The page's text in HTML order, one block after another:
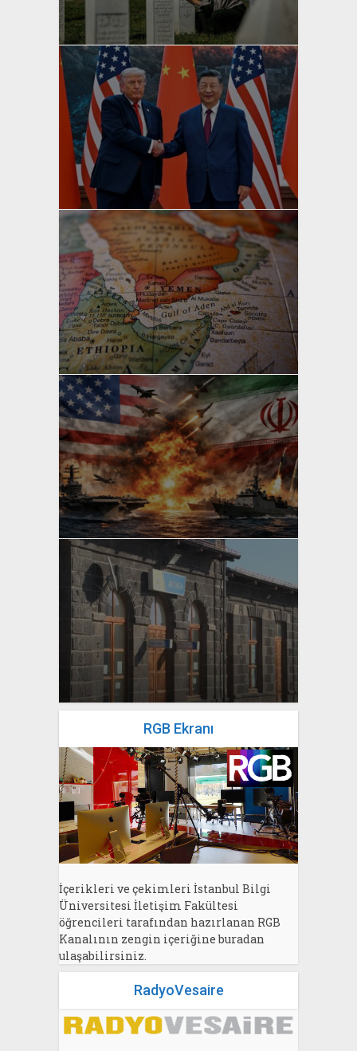
Bahri Ak
yazan
Bahri Ak
yazan
Bahri Ak
yazan
Bahri Ak
yazan
Bahri Ak
RGB Ekranı
İçerikleri ve çekimleri İstanbul Bilgi
Üniversitesi İletişim Fakültesi
öğrencileri tarafından hazırlanan RGB
Kanalının zengin içeriğine buradan
ulaşabilirsiniz.
RadyoVesaire